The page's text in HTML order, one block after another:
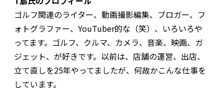
ゴルフ関連のライター、動画撮影編集、ブロガー、フ
ォトグラファー、YouTuber的な（笑）、いろいろや
ってます。ゴルフ、クルマ、カメラ、音楽、映画、ガ
ジェット、が好きです。以前は、店舗の運営、出店、
立て直しを25年やってましたが、何故かこんな仕事を
しています。